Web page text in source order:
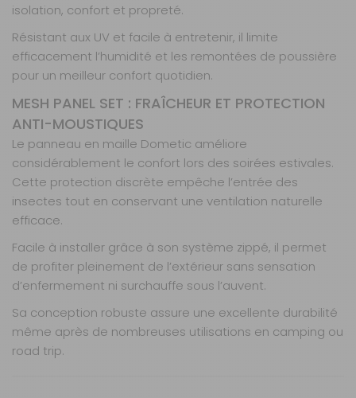
isolation, confort et propreté.
Résistant aux UV et facile à entretenir, il limite
efficacement l’humidité et les remontées de poussière
pour un meilleur confort quotidien.
MESH PANEL SET : FRAÎCHEUR ET PROTECTION
ANTI-MOUSTIQUES
Le panneau en maille Dometic améliore
considérablement le confort lors des soirées estivales.
Cette protection discrète empêche l’entrée des
insectes tout en conservant une ventilation naturelle
efficace.
Facile à installer grâce à son système zippé, il permet
de profiter pleinement de l’extérieur sans sensation
d’enfermement ni surchauffe sous l’auvent.
Sa conception robuste assure une excellente durabilité
même après de nombreuses utilisations en camping ou
road trip.